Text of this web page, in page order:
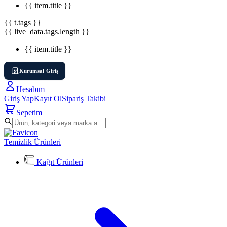
{{ item.title }}
{{ t.tags }}
{{ live_data.tags.length }}
{{ item.title }}
Kurumsal Giriş
Hesabım
Giriş YapKayıt OlSipariş Takibi
Sepetim
Temizlik Ürünleri
Kağıt Ürünleri